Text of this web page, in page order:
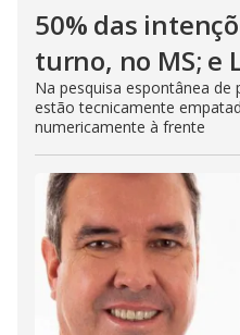
50% das
turno, no MS; e
Na pesquisa espontânea
estão tecnicamente
numericamente à frente